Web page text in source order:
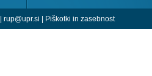
rup@upr.si Piškotki in zasebnost